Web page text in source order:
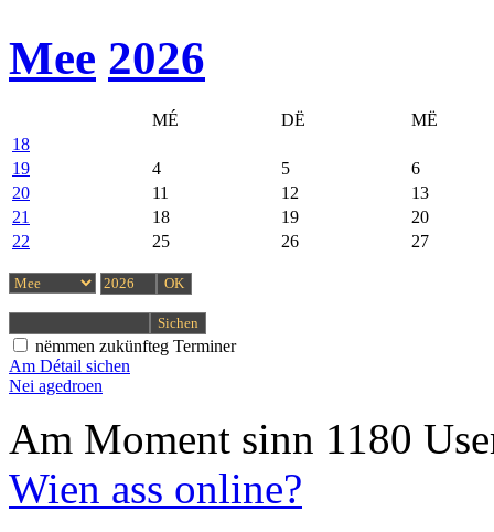
Mee 2026
MÉ DË
MË
18
19
4 5
6
20
11 12
13
21
18 19
20
22
25 26 27
nëmmen zukünfteg Terminer
Am Détail sichen
Nei agedroen
Am Moment sinn 1180
Wien ass online?